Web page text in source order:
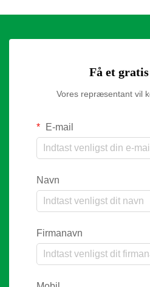
Få et
Vores repræsentant vil
E-mail
Navn
Firmanavn